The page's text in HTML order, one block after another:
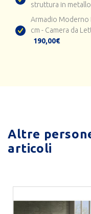
struttura in
Armadio Moderno
cm - Camera da
190,00€
Altre
articoli